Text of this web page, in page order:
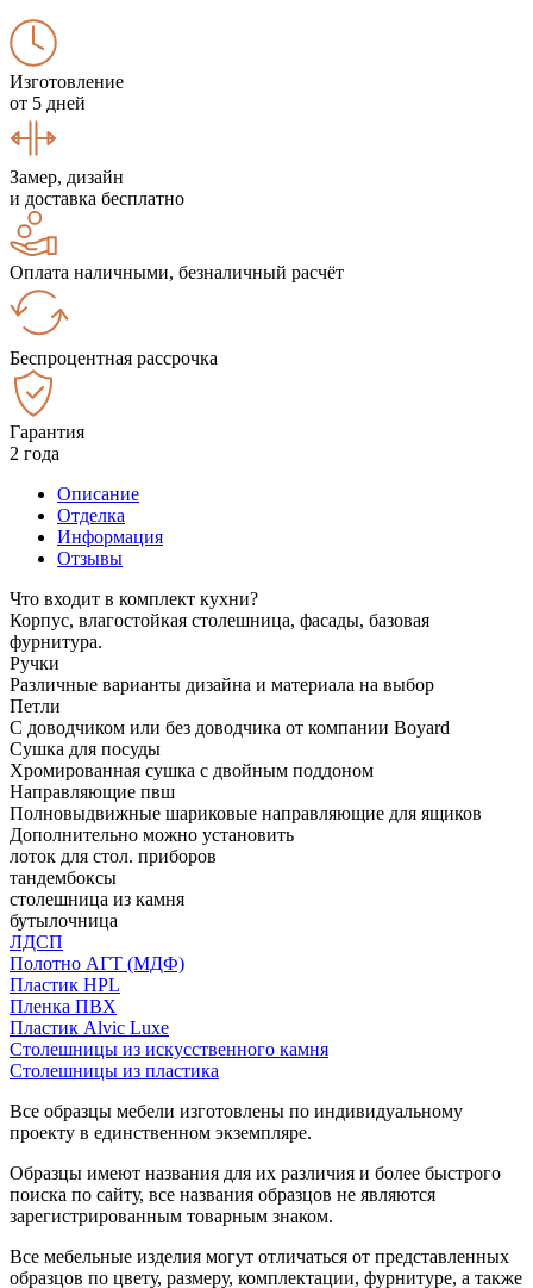
Изготовление
от 5 дней
Замер, дизайн
и доставка бесплатно
Оплата наличными, безналичный расчёт
Беспроцентная рассрочка
Гарантия
2 года
Описание
Отделка
Информация
Отзывы
Что входит в комплект кухни?
Корпус, влагостойкая столешница, фасады, базовая
фурнитура.
Ручки
Различные варианты дизайна и материала на выбор
Петли
С доводчиком или без доводчика от компании Boyard
Сушка для посуды
Хромированная сушка с двойным поддоном
Направляющие пвш
Полновыдвижные шариковые направляющие для ящиков
Дополнительно можно установить
лоток для стол. приборов
тандембоксы
столешница из камня
бутылочница
ЛДСП
Полотно АГТ (МДФ)
Пластик HPL
Пленка ПВХ
Пластик Alvic Luxe
Столешницы из искусственного камня
Столешницы из пластика
Все образцы мебели изготовлены по индивидуальному
проекту в единственном экземпляре.
Образцы имеют названия для их различия и более быстрого
поиска по сайту, все названия образцов не являются
зарегистрированным товарным знаком.
Все мебельные изделия могут отличаться от представленных
образцов по цвету, размеру, комплектации, фурнитуре, а также